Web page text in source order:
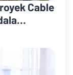
Cable
Lahan